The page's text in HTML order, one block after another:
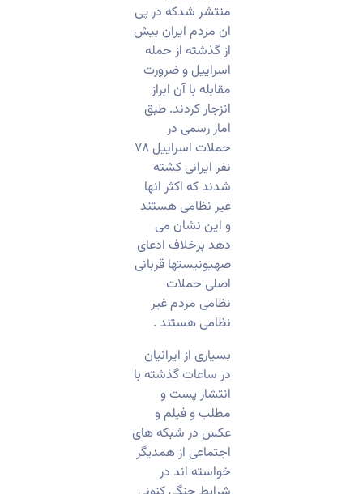
منتشر شدکه در پی
ان مردم ایران بیش
از گذشته از حمله
اسراییل و ضرورت
مقابله با آن ابراز
انزجار کردند. طبق
امار رسمی در
حملات اسراییل ۷۸
نفر ایرانی کشته
شدند که اکثر انها
غیر نظامی هستند
و این نشان می
دهد برخلاف ادعای
صهیونیستها قربانی
اصلی حملات
نظامی مردم غیر
نظامی هستند .
بسیاری از ایرانیان
در ساعات گذشته با
انتشار پست و
مطلب و فیلم و
عکس در شبکه های
اجتماعی از همدیگر
خواسته اند در